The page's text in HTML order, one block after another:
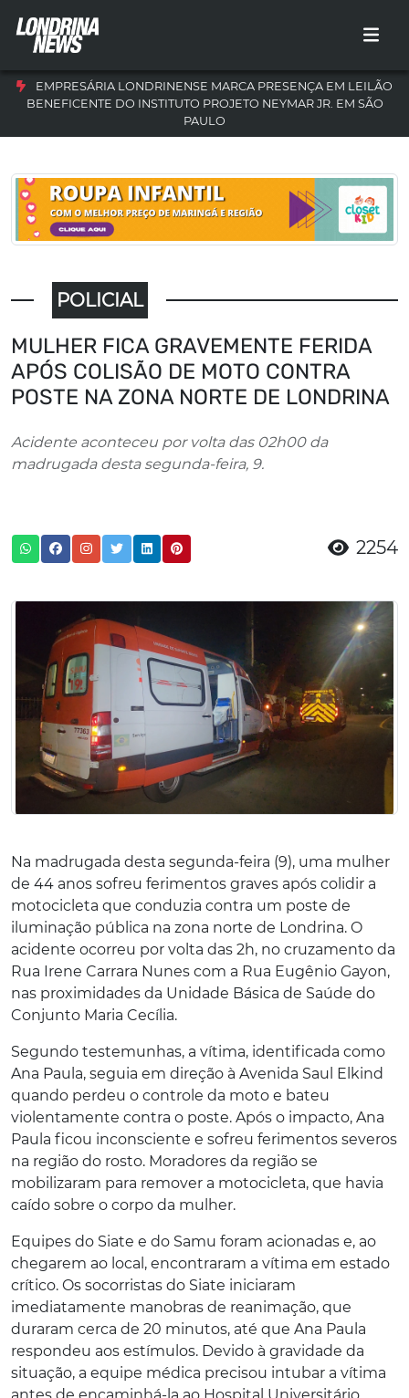
EMPRESÁRIA LONDRINENSE MARCA PRESENÇA EM LEILÃO
BENEFICENTE DO INSTITUTO PROJETO NEYMAR JR. EM SÃO
PAULO
POLICIAL
MULHER FICA GRAVEMENTE FERIDA
APÓS COLISÃO DE MOTO CONTRA
POSTE NA ZONA NORTE DE LONDRINA
Acidente aconteceu por volta das 02h00 da
madrugada desta segunda-feira, 9.
2254
Na madrugada desta segunda-feira (9), uma mulher
de 44 anos sofreu ferimentos graves após colidir a
motocicleta que conduzia contra um poste de
iluminação pública na zona norte de Londrina. O
acidente ocorreu por volta das 2h, no cruzamento da
Rua Irene Carrara Nunes com a Rua Eugênio Gayon,
nas proximidades da Unidade Básica de Saúde do
Conjunto Maria Cecília.
Segundo testemunhas, a vítima, identificada como
Ana Paula, seguia em direção à Avenida Saul Elkind
quando perdeu o controle da moto e bateu
violentamente contra o poste. Após o impacto, Ana
Paula ficou inconsciente e sofreu ferimentos severos
na região do rosto. Moradores da região se
mobilizaram para remover a motocicleta, que havia
caído sobre o corpo da mulher.
Equipes do Siate e do Samu foram acionadas e, ao
chegarem ao local, encontraram a vítima em estado
crítico. Os socorristas do Siate iniciaram
imediatamente manobras de reanimação, que
duraram cerca de 20 minutos, até que Ana Paula
respondeu aos estímulos. Devido à gravidade da
situação, a equipe médica precisou intubar a vítima